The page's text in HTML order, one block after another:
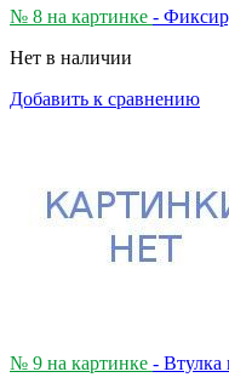
№ 8 на картинке -
Нет в наличии
Добавить к сравнению
№ 9 на картинке - Втулка